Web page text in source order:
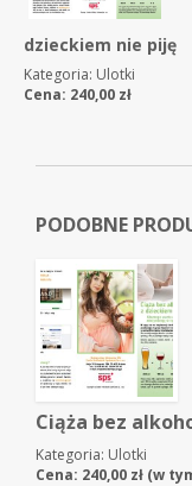
dzieckiem nie piję
Kategoria: Ulotki
Cena: 240,00 zł
PODOBNE
Ciąża bez
Kategoria: Ulotki
Cena: 240,00 zł (w